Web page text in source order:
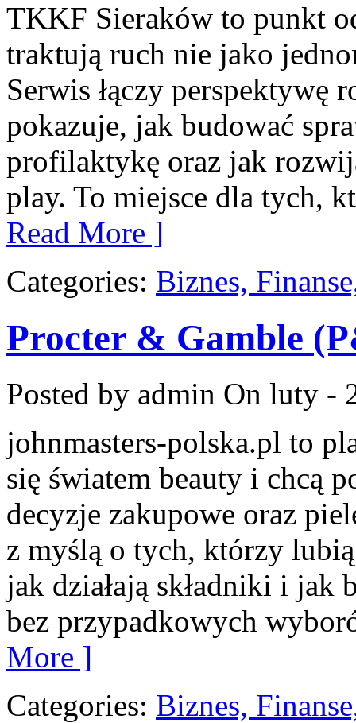
TKKF Sieraków to punkt
traktują ruch nie jako
Serwis łączy perspektywę
pokazuje, jak budować
profilaktykę oraz jak
play. To miejsce dla tych,
Read More ]
Categories: Biznes,
Procter & Gamble
Posted by admin On luty -
johnmasters-polska.pl to
się światem beauty i chcą
decyzje zakupowe oraz
z myślą o tych, którzy
jak działają składniki i jak
bez przypadkowych
More ]
Categories: Biznes,